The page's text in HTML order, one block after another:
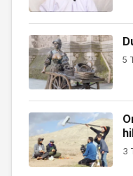
5
3